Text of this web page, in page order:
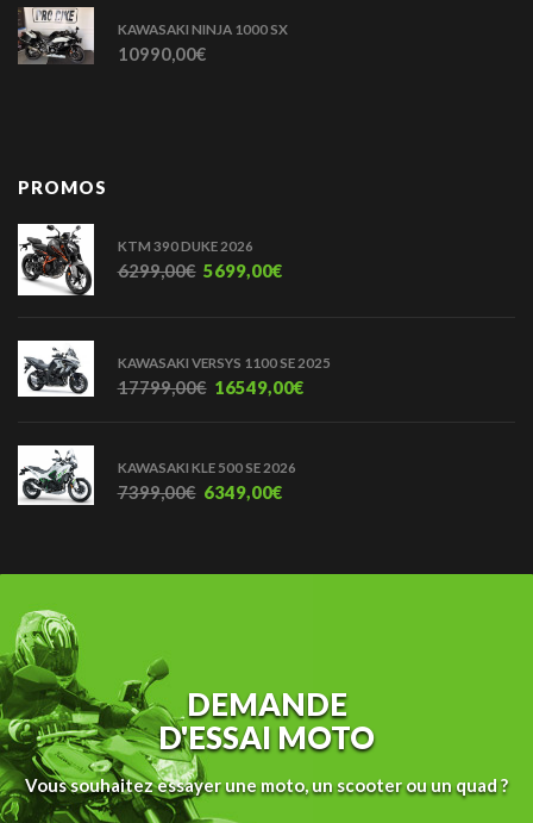
KAWASAKI NINJA 1000 SX
10990,00€
PROMOS
KTM 390 DUKE 2026
6299,00€ 5699,00€
KAWASAKI VERSYS 1100 SE 2025
17799,00€ 16549,00€
KAWASAKI KLE 500 SE 2026
7399,00€ 6349,00€
DEMANDE
D'ESSAI MOTO
Vous souhaitez essayer une moto, un scooter ou un quad ?